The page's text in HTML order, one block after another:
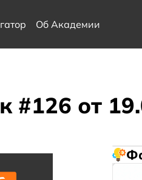
Об Академии
#126 от